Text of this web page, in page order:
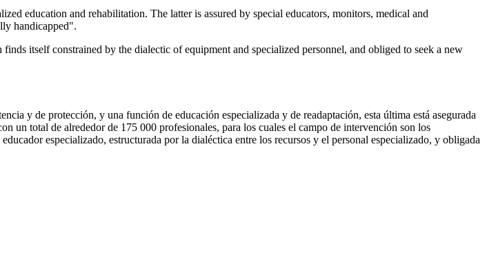
education and rehabilitation. The latter is assured by special educators, monitors, medical and
handicapped".
itself constrained by the dialectic of equipment and specialized personnel, and obliged to seek a new
y de protección, y una función de educación especializada y de readaptación, esta última está asegurada
un total de alrededor de 175 000 profesionales, para los cuales el campo de intervención son los
especializado, estructurada por la dialéctica entre los recursos y el personal especializado, y obligada